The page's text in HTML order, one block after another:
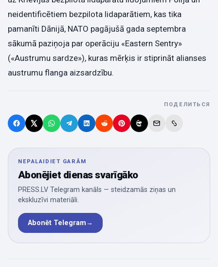
neidentificētiem bezpilota lidaparātiem, kas tika
pamanīti Dānijā, NATO pagājušā gada septembra
sākumā paziņoja par operāciju «Eastern Sentry»
(«Austrumu sardze»), kuras mērķis ir stiprināt alianses
austrumu flanga aizsardzību.
ПОДЕЛИТЬСЯ
NEPALAIDIET GARĀM
Abonējiet dienas svarīgāko
PRESS.LV Telegram kanāls — steidzamās ziņas un
ekskluzīvi materiāli.
Abonēt Telegram→